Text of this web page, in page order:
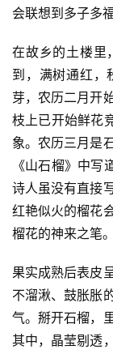
会联想到多子多福
在故乡的土楼里
到，满树通红，
芽，农历二月开
枝上已开始鲜花
象。农历三月是
《山石榴》中写
诗人虽没有直接
红艳似火的榴花
榴花的神来之笔。
果实成熟后表皮
不溜湫、鼓胀胀
气。掰开石榴，
其中，晶莹剔透